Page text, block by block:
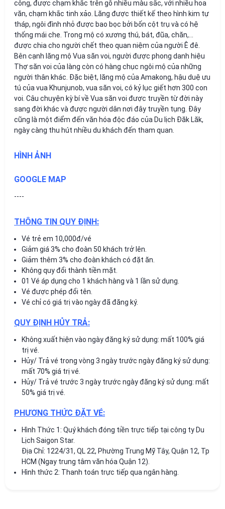
công, được chạm khắc trên gỗ nhiều màu sắc, với nhiều hoa
văn, chạm khắc tinh xảo. Lăng được thiết kế theo hình kim tự
tháp, ngôi đình nhỏ được bao bọc bởi bốn cột trụ và có hệ
thống mái che. Trong mộ có xương thú, bát, đũa, chăn,…
được chia cho người chết theo quan niệm của người Ê đê.
Bên cạnh lăng mộ Vua săn voi, người được phong danh hiệu
Thợ săn voi của làng còn có hàng chục ngôi mộ của những
người thân khác. Đặc biệt, lăng mộ của Amakong, hậu duệ ưu
tú của vua Khunjunob, vua săn voi, có kỷ lục giết hơn 300 con
voi. Câu chuyện kỳ ​​bí về Vua săn voi được truyền từ đời này
sang đời khác và được người dân nơi đây truyền tụng. Đây
cũng là một điểm đến văn hóa độc đáo của Du lịch Đăk Lăk,
ngày càng thu hút nhiều du khách đến tham quan.
HÌNH ẢNH
GOOGLE MAP
----
THÔNG TIN QUY ĐỊNH:
Vé trẻ em 10,000đ/vé
Giảm giá 3% cho đoàn 50 khách trở lên.
Giảm thêm 3% cho đoàn khách có đặt ăn.
Không quy đổi thành tiền mặt.
01 Vé áp dụng cho 1 khách hàng và 1 lần sử dụng.
Vé được phép đổi tên.
Vé chỉ có giá trị vào ngày đã đăng ký.
QUY ĐỊNH HỦY TRẢ:
Không xuất hiện vào ngày đăng ký sử dụng: mất 100% giá
trị vé.
Hủy/ Trả vé trong vòng 3 ngày trước ngày đăng ký sử dụng:
mất 70% giá trị vé.
Hủy/ Trả vé trước 3 ngày trước ngày đăng ký sử dụng: mất
50% giá trị vé.
PHƯƠNG THỨC ĐẶT VÉ:
Hình Thức 1: Quý khách đóng tiền trực tiếp tại công ty Du
Lịch Saigon Star.
Địa Chỉ: 1224/31, QL 22, Phường Trung Mỹ Tây, Quận 12, Tp
HCM (Ngay trung tâm văn hóa Quận 12).
Hình thức 2: Thanh toán trực tiếp qua ngân hàng.